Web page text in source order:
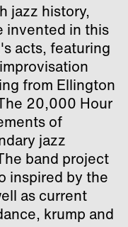
jazz history,
invented in this
acts, featuring
from Ellington
20,000 Hour
of
jazz
band project
inspired by the
as current
krump and